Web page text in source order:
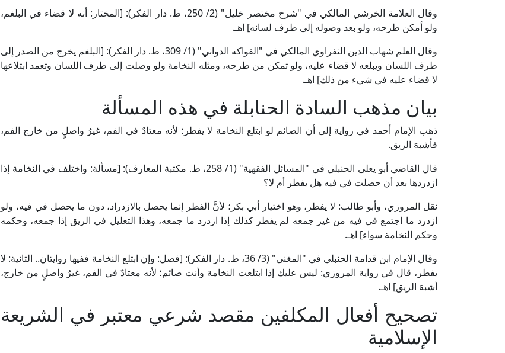
وقال العلامة الخرشي المالكي في "شرح مختصر خليل" (2/ 250، ط. دار الفكر): [المختار: أنه لا قضاء في البلغم،
ولو أمكن طرحه، ولو بعد وصوله إلى طرف لسانه] اهـ.
وقال العلم شهاب الدين النفراوي المالكي في "الفواكه الدواني" (1/ 309، ط. دار الفكر): [البلغم يخرج من الصدر إلى
طرف اللسان ويبلعه لا قضاء عليه، ولو تمكن من طرحه، ومثله النخامة ولو وصلت إلى طرف اللسان وتعمد ابتلاعها
لا قضاء عليه في شيء من ذلك] اهـ.
بيان مذهب السادة الحنابلة في هذه المسألة
ذهب الإمام أحمد في رواية إلى أن الصائم لو ابتلع النخامة لا يفطر؛ لأنه معتادٌ في الفم، غيرُ واصلٍ من خارج الفم،
فأشبهَ الريق.
قال القاضي أبو يعلى الحنبلي في "المسائل الفقهية" (1/ 258، ط. مكتبة المعارف): [مسألة: واختلف في النخامة إذا
ازدردها بعد أن حصلت في فيه هل يفطر أم لا؟
نقل المروزي، وأبو طالب: لا يفطر، وهو اختيار أبي بكر؛ لأنَّ الفطر إنما يحصل بالازدراد، دون ما يحصل في فيه، ولو
ازدرد ما اجتمع في فيه من غير جمعه لم يفطر كذلك إذا ازدرد ما جمعه، وهذا التعليل في الريق إذا جمعه، وحكمه
وحكم النخامة سواء] اهـ.
وقال الإمام ابن قدامة الحنبلي في "المغني" (3/ 36، ط. دار الفكر): [فصل: وإن ابتلع النخامة ففيها روايتان.. الثانية: لا
يفطر، قال في رواية المروزي: ليس عليك إذا ابتلعت النخامة وأنت صائم؛ لأنه معتادٌ في الفم، غيرُ واصلٍ من خارج،
أشبهَ الريق] اهـ.
تصحيح أفعال المكلفين مقصد شرعي معتبر في الشريعة
الإسلامية